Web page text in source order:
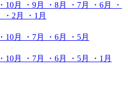
・10月 ・9月 ・8月 ・7月 ・6月
・
・2月
・1月
・10月 ・7月 ・6月
・5月
・10月 ・7月 ・6月 ・5月
・1月